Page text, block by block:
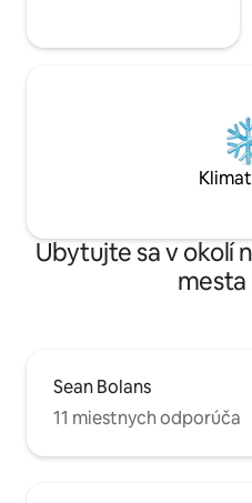
Ubytujte sa v okolí
mesta
Sean Bolans
11 miestnych odporúča